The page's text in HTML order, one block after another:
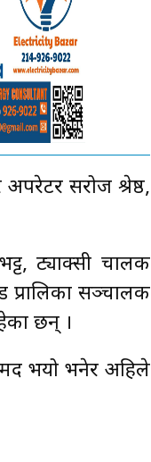
सरोज श्रेष्ठ,
ट्याक्सी चालक
प्रालिका सञ्चालक
छन् ।
भयो भनेर अहिले